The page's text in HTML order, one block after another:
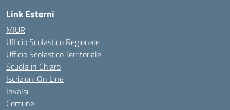
Link Esterni
MIUR
Ufficio Scolastico Regionale
Ufficio Scolastico Territoriale
Scuola in Chiaro
Iscrizioni On Line
Invalsi
Comune